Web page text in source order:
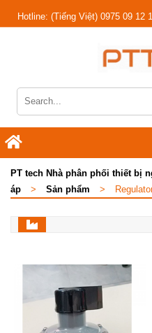
Hotline: (Tiếng Việt) 0975 09 12
PT tech Nhà phân phối thiết bị
áp
> Sản phẩm >